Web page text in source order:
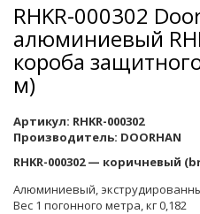
RHKR-000302
алюминиевый
короба
м)
Артикул: RHKR-000302
Производитель: DOORHAN
RHKR-000302 — коричневый
Алюминиевый,
Вес 1 погонного метра, кг 0,182